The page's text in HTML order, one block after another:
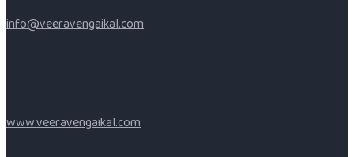
info@veeravengaikal.com
www.veeravengaikal.com